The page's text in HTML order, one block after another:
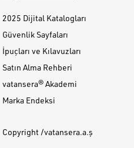
2025 Dijital Katalogları
Güvenlik Sayfaları
İpuçları ve Kılavuzları
Satın Alma Rehberi
vatansera® Akademi
Marka Endeksi
Copyright /vatansera.a.ş